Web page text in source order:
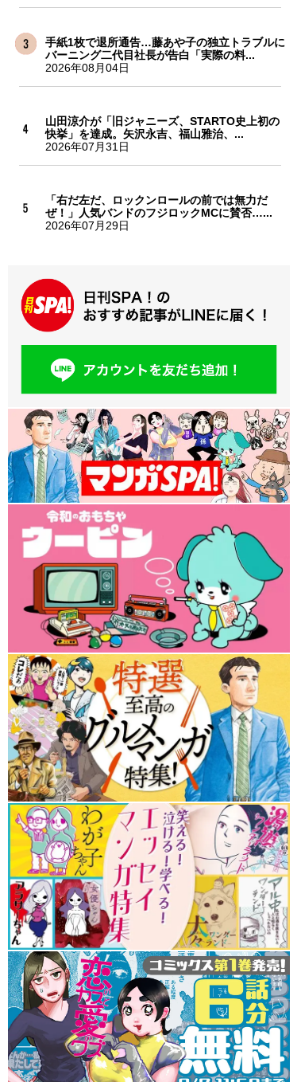
手紙1枚で退所通告…藤あや子の独立トラブルに
バーニング二代目社長が告白「実際の料...
2026年08月04日
山田涼介が「旧ジャニーズ、STARTO史上初の
快挙」を達成。矢沢永吉、福山雅治、...
2026年07月31日
「右だ左だ、ロックンロールの前では無力だ
ぜ！」人気バンドのフジロックMCに賛否…...
2026年07月29日